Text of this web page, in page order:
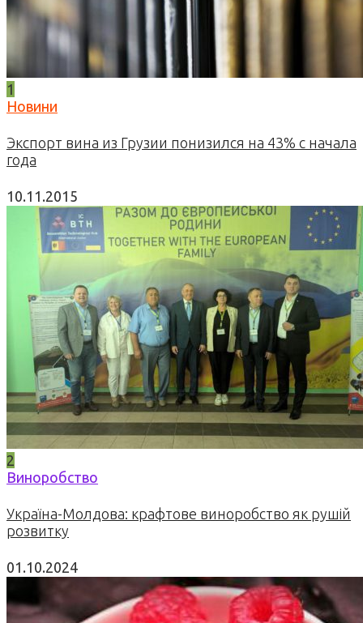
1
Новини
Экспорт вина из Грузии понизился на 43% с начала
года
10.11.2015
2
Виноробство
Україна-Молдова: крафтове виноробство як рушій
розвитку
01.10.2024